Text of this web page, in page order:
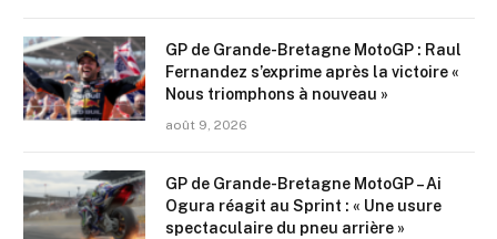
GP de Grande-Bretagne MotoGP : Raul
Fernandez s’exprime après la victoire «
Nous triomphons à nouveau »
août 9, 2026
GP de Grande-Bretagne MotoGP – Ai
Ogura réagit au Sprint : « Une usure
spectaculaire du pneu arrière »